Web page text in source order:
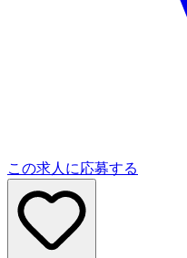
この求人に応募する